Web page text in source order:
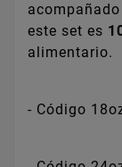
este set es
alimentario.
- Código